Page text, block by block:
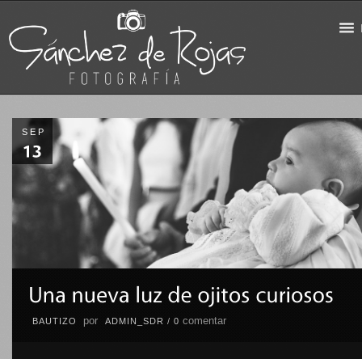
SEP
BAUTIZO por ADMIN_SDR / 0 comentar